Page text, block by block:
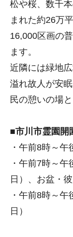
松や桜、数千
まれた約26万
16,000区画の
ます。
近隣には緑地
溢れ故人が安
民の憩いの場
■市川市霊園開
・午前8時～
・午前7時～
日）、お盆・
・午前8時～
日）